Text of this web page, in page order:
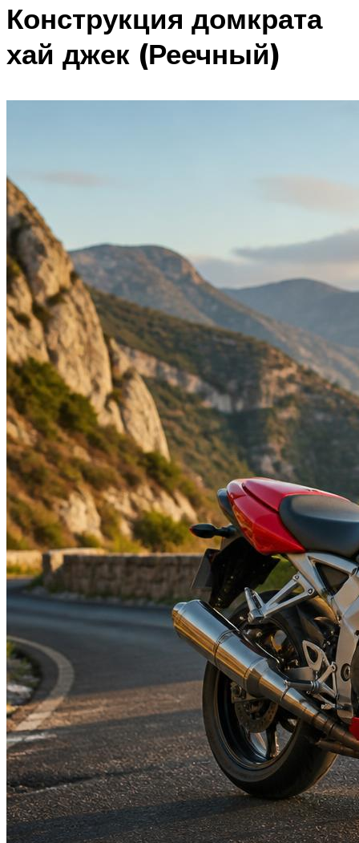
Конструкция домкрата
хай джек (Реечный)